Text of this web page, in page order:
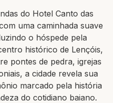
do Hotel Canto das
uma caminhada suave
o hóspede pela
histórico de Lençóis,
pontes de pedra, igrejas
a cidade revela sua
marcado pela história
do cotidiano baiano.